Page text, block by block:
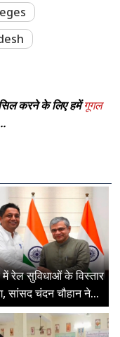
करने के लिए हमेंगूगल
में रेल सुविधाओं के विस्तार
सांसद चंदन चौहान ने...